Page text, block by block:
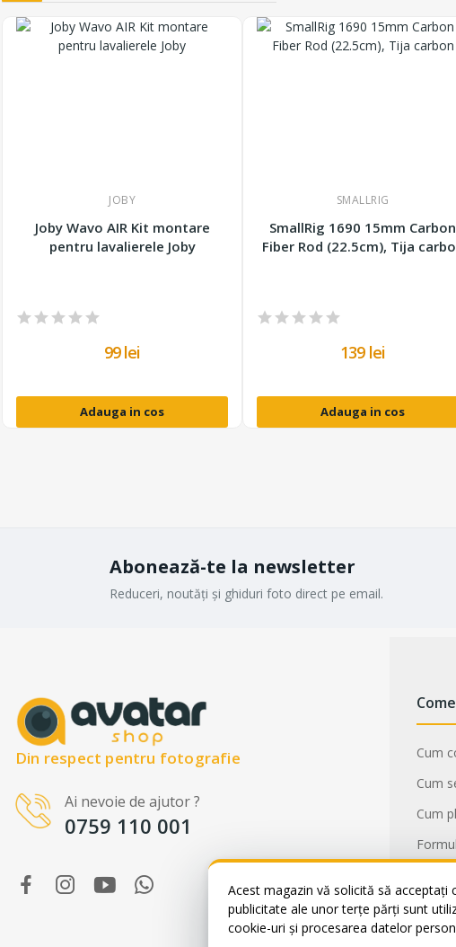
WhatsApp
Suntem online!
pe WhatsApp!
JOBY
Joby Wavo AIR Kit montare
pentru lavalierele Joby
99 lei
Adauga in cos
SMALLRIG
SmallRig 1690 15mm Carbon
Fiber Rod (22.5cm), Tija
139 lei
Adauga in cos
Abonează-te la newsletter
Reduceri, noutăți și ghiduri foto direct pe email.
Din respect pentru fotografie
Ai nevoie de ajutor ?
0759 110 001
Cum
Cum
Cum
Title
Acest magazin vă solicită să
publicitate ale unor terțe părți sunt
cookie-uri și procesarea datelor